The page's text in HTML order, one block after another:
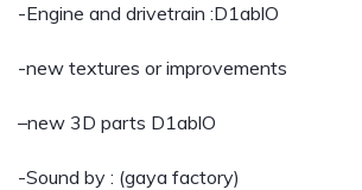
-Engine and drivetrain :D1ablO
-new textures or improvements
–new 3D parts D1ablO
-Sound by : (gaya factory)